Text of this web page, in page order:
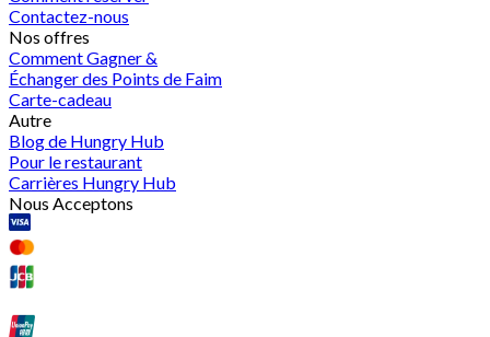
Contactez-nous
Nos offres
Comment Gagner &
Échanger des Points de Faim
Carte-cadeau
Autre
Blog de Hungry Hub
Pour le restaurant
Carrières Hungry Hub
Nous Acceptons